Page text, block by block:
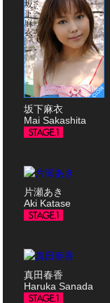
坂下麻衣
Mai Sakashita
片瀬あき
Aki Katase
真田春香
Haruka Sanada